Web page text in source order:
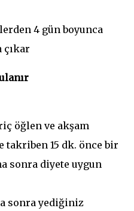
4 gün boyunca
çıkar
öğlen ve akşam
takriben 15 dk. önce bir
sonra diyete uygun
sonra yediğiniz